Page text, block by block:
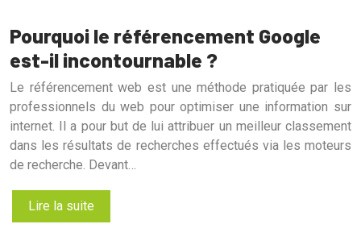
Pourquoi le référencement Google
est-il incontournable ?
Le référencement web est une méthode pratiquée par les
professionnels du web pour optimiser une information sur
internet. Il a pour but de lui attribuer un meilleur classement
dans les résultats de recherches effectués via les moteurs
de recherche. Devant…
Lire la suite